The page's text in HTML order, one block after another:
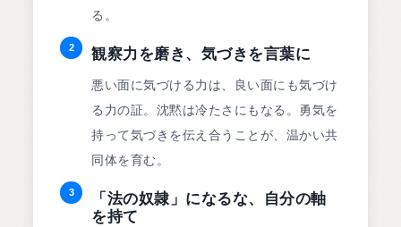
る。
2 観察力を磨き、気づきを言葉に
悪い面に気づける力は、良い面にも気づけ
る力の証。沈黙は冷たさにもなる。勇気を
持って気づきを伝え合うことが、温かい共
同体を育む。
3
「法の奴隷」になるな、自分の軸
を持て